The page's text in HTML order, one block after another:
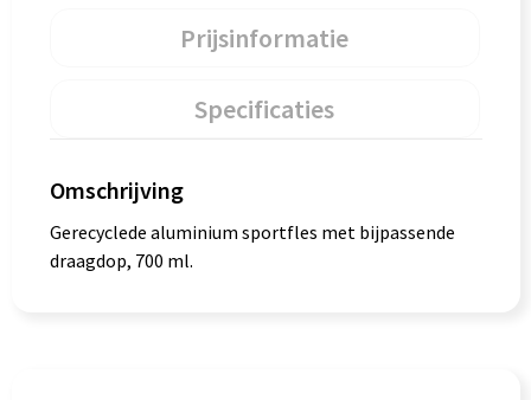
Prijsinformatie
Specificaties
Omschrijving
Gerecyclede aluminium sportfles met bijpassende
draagdop, 700 ml.